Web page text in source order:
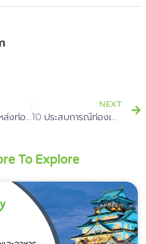
เที่ยวตุรกี: 10 แหล่งท่องเที่ยว ที่ต้องลองสัมผัส
NEXT
10 ประสบการณ์ท่องเที่ยวในอังกฤษ สัมผัสเงินปอนด์
To Explore